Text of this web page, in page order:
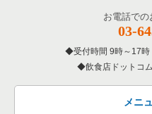
お電話で
03-
受付時間 9時～17時
飲食店ドットコ
メニ